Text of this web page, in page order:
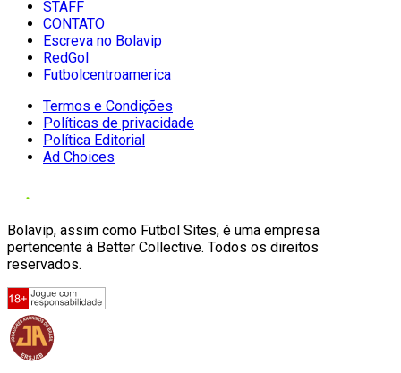
STAFF
CONTATO
Escreva no Bolavip
RedGol
Futbolcentroamerica
Termos e Condições
Políticas de privacidade
Política Editorial
Ad Choices
Bolavip, assim como Futbol Sites, é uma empresa
pertencente à Better Collective. Todos os direitos
reservados.